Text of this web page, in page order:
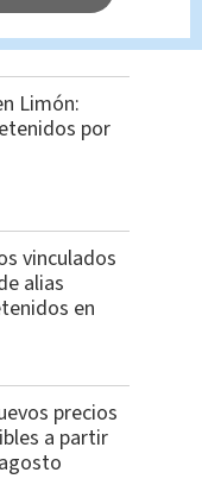
Limón:
por
vinculados
alias
en
precios
a partir